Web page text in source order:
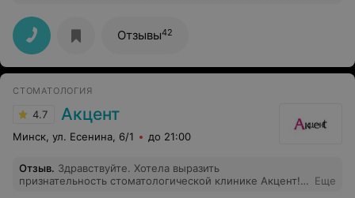
золотые руки!
Отзывы42
СТОМАТОЛОГИЯ
4.7 Акцент
Минск, ул. Есенина, 6/1 до 21:00
Отзыв. Здравствуйте. Хотела выразить
признательность стоматологической клинике Акцент!
Еще